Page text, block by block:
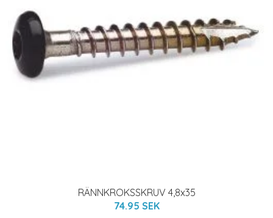
RÄNNKROKSSKRUV 4,8x35
74.95 SEK